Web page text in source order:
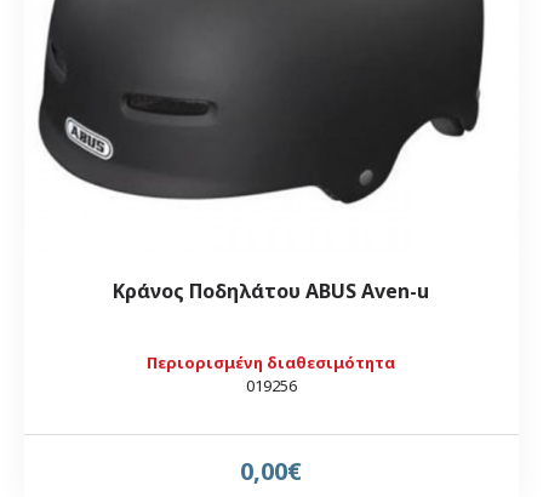
Περιορισμένη διαθεσιμότητα
019256
Κράνος Ποδηλάτου ABUS Aven-u
0,00€